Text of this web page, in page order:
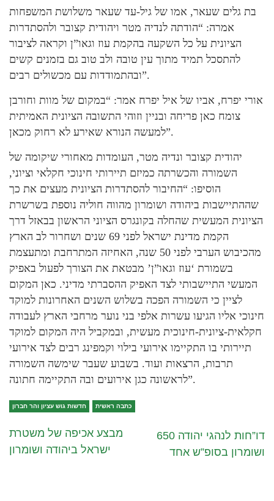
בת גלים שעאר, אמו של גיל-עד שעאר משלושת המשפחות
אמרה: “הודתה לנדיה מטר ויהודית קצובר ולהסתדרות
הציונית על כל השקעה בהקמת עוז וגאו”ן וקראה לציבור
להתסכל תמיד מתוך עין טובה ולב טוב גם בזמנים קשים
ובהתמודדות עם מכשולים רבים”.
אורי יפרח, אביו של איל יפרח אמר: “במקום של מוות וחורבן
צומח כאן פריחה ובניין וזוהי התשובה הציונית האמיתית
למעשה הנורא שאירע לא רחוק מכאן”.
יהודית קצובר ונדיה מטר, העומדות מאחורי שיקומה של
השמורה והכשרתה כמיזם תיירותי חינוכי חקלאי וציוני,
הוסיפו: “החיבור להסתדרות הציונית מעצים את כך
שההתיישבות ביהודה ושומרון מהווה חוליה נוספת בשרשרת
הציונית המעשית שהחלה בקונגרס הציוני הראשון בבאזל דרך
הקמת מדינת ישראל לפני 69 שנים ושחרור לב הארץ
מהכיבוש הערבי לפני 50 שנה, האחיזה המתרחבת ומתעצמת
בשמורת ‘עוז וגאו”ן’ מבטאת את הצורך לפעול באפיק
המעשי התיישבותי לצד האפיק ההסברתי מדיני. כאן המקום
לציין כי השמורה הפכה בשלוש השנים האחרונות למוקד
חינוכי אליו הגיעו עשרות אלפי בני נוער מרחבי הארץ לעבודה
חקלאית-ציונית-חינוכית מעשית, ובמקביל היה המקום למוקד
תיירותי בו התקיימו אירועי בילוי וקמפינג רבים לצד אירועי
תרבות, הרצאות ועוד. בשבוע שעבר שימשה השמורה
לראשונה כגן אירועים ובה התקיימה חתונה”.
חדשות גוש עציון והר חברון כתבה ראשית
מבצע אכיפה של משטרת
ישראל ביהודה ושומרון
650 דו”חות לנהגי יהודה
ושומרון בסופ”ש אחד